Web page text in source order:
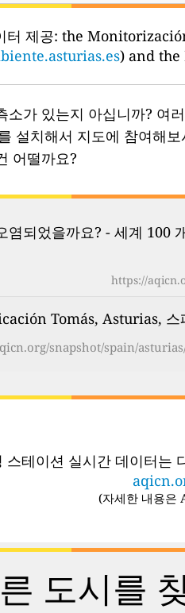
터 제공: the
) and
소가 있는지 아십니까? 여
설치해서 지도에 참여해보
어떨까요?
염되었을까요? - 세계 100
https://
Tomás, Asturias, 스
snapshot/spain/
스테이션 실시간 데이터는
(자세한 내용은
도시를